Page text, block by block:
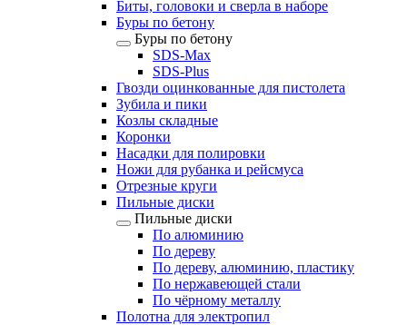
Биты, головоки и сверла в наборе
Буры по бетону
Буры по бетону
SDS-Max
SDS-Plus
Гвозди оцинкованные для пистолета
Зубила и пики
Козлы складные
Коронки
Насадки для полировки
Ножи для рубанка и рейсмуса
Отрезные круги
Пильные диски
Пильные диски
По алюминию
По дереву
По дереву, алюминию, пластику
По нержавеющей стали
По чёрному металлу
Полотна для электропил